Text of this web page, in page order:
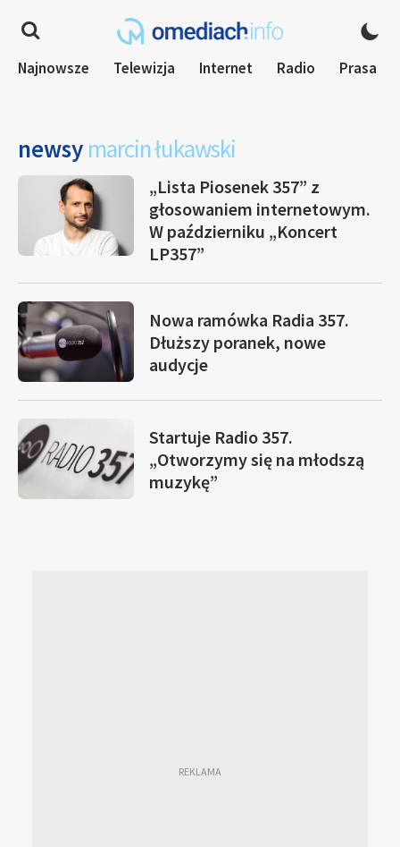
Najnowsze Telewizja Internet Radio Prasa
newsy marcin łukawski
„Lista Piosenek 357” z
głosowaniem internetowym.
W październiku „Koncert
LP357”
Nowa ramówka Radia 357.
Dłuższy poranek, nowe
audycje
Startuje Radio 357.
„Otworzymy się na młodszą
muzykę”